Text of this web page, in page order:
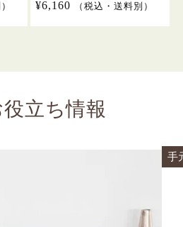
通
¥6,160 （税込・送料別）
立ち情報
手